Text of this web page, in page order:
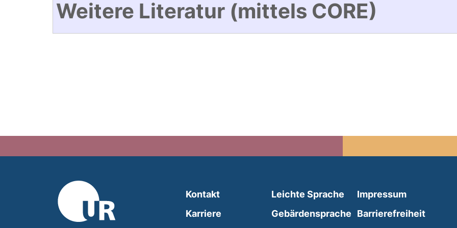
Weitere Literatur (mittels CORE)
Kontakt
Karriere
Leichte Sprache (external link, opens in a
Gebärdensprache (external link, opens in
Impressum
Barrierefreiheit